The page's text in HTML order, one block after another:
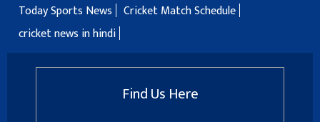
Today Sports News
Cricket Match Schedule
cricket news in hindi
Find Us Here